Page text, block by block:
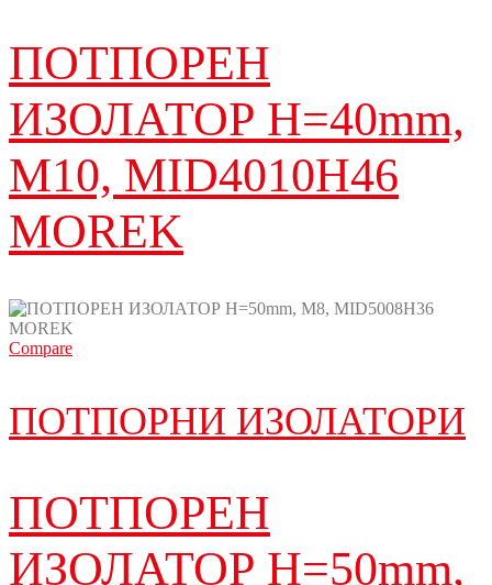
ПОТПОРЕН
ИЗОЛАТОР H=40mm,
M10, MID4010H46
MOREK
Compare
ПОТПОРНИ ИЗОЛАТОРИ
ПОТПОРЕН
ИЗОЛАТОР H=50mm,